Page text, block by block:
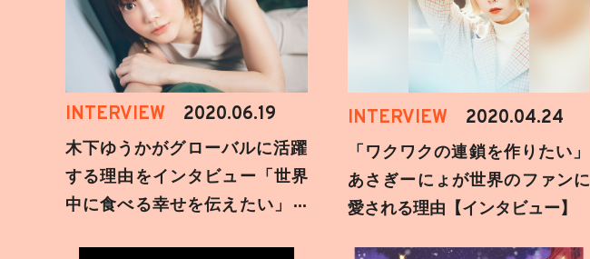
INTERVIEW 2020.06.19
木下ゆうかがグローバルに活躍
する理由をインタビュー「世界
中に食べる幸せを伝えたい」新
INTERVIEW 2020.04.24
「ワクワクの連鎖を作りたい」
あさぎーにょが世界のファンに
愛される理由【インタビュー】